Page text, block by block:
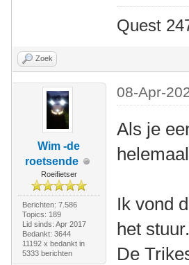
Quest
Zoek
Wim -de
roetsende
Roeifietser
Berichten: 7.586
Topics: 189
Lid sinds: Apr 2017
Bedankt: 3644
11192 x bedankt in
5333 berichten
08-Apr-
Als je
Ik vond
het stuur.
De